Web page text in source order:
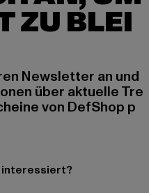
ZU BLEI
Newsletter an und
über aktuelle Tre
von DefShop p
interessiert?